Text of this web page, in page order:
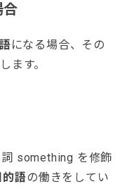
合
になる場合、その
ます。
something を修飾
的語の働きをしてい